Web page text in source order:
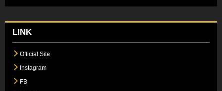
LINK
Official Site
Instagram
FB